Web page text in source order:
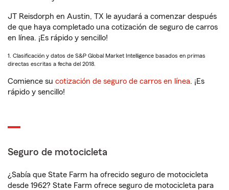
JT Reisdorph en Austin, TX le ayudará a comenzar después
de que haya completado una cotización de seguro de carros
en línea. ¡Es rápido y sencillo!
1. Clasificación y datos de S&P Global Market Intelligence basados en primas
directas escritas a fecha del 2018.
Comience su cotización de seguro de carros en línea. ¡Es
rápido y sencillo!
Seguro de motocicleta
¿Sabía que State Farm ha ofrecido seguro de motocicleta
desde 1962? State Farm ofrece seguro de motocicleta para